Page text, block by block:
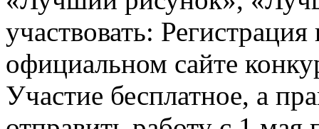
участвовать:
официальном сайте
Участие бесплатное, а